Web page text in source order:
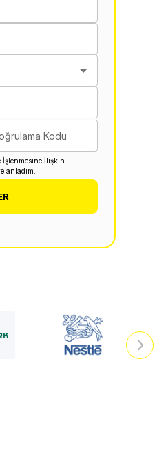
Kodu
İşlenmesine İlişkin
anladım.